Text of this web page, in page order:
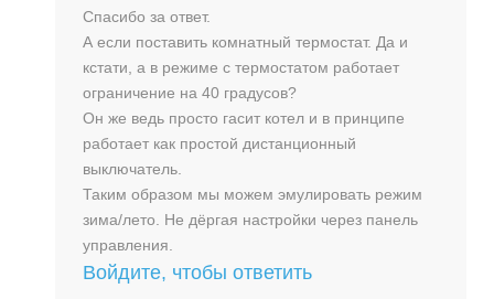
Спасибо за ответ.
А если поставить комнатный термостат. Да и
кстати, а в режиме с термостатом работает
ограничение на 40 градусов?
Он же ведь просто гасит котел и в принципе
работает как простой дистанционный
выключатель.
Таким образом мы можем эмулировать режим
зима/лето. Не дёргая настройки через панель
управления.
Войдите, чтобы ответить